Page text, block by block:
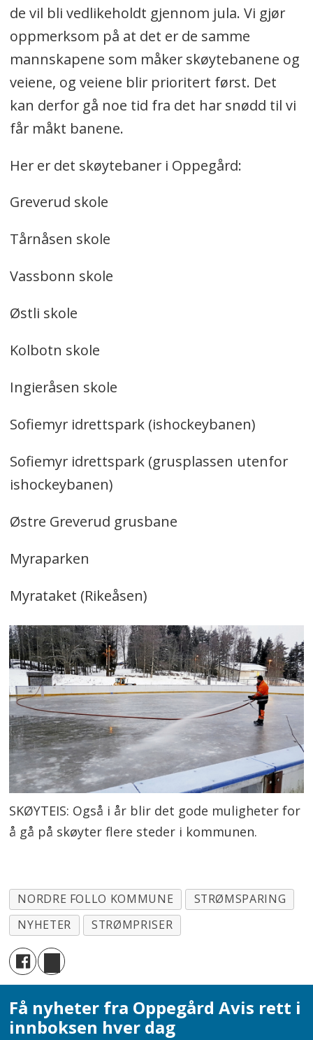
de vil bli vedlikeholdt gjennom jula. Vi gjør
oppmerksom på at det er de samme
mannskapene som måker skøytebanene og
veiene, og veiene blir prioritert først. Det
kan derfor gå noe tid fra det har snødd til vi
får måkt banene.
Her er det skøytebaner i Oppegård:
Greverud skole
Tårnåsen skole
Vassbonn skole
Østli skole
Kolbotn skole
Ingieråsen skole
Sofiemyr idrettspark (ishockeybanen)
Sofiemyr idrettspark (grusplassen utenfor
ishockeybanen)
Østre Greverud grusbane
Myraparken
Myrataket (Rikeåsen)
SKØYTEIS: Også i år blir det gode muligheter for
å gå på skøyter flere steder i kommunen.
NORDRE FOLLO KOMMUNE
STRØMSPARING
NYHETER
STRØMPRISER
Få nyheter fra Oppegård Avis rett i
innboksen hver dag